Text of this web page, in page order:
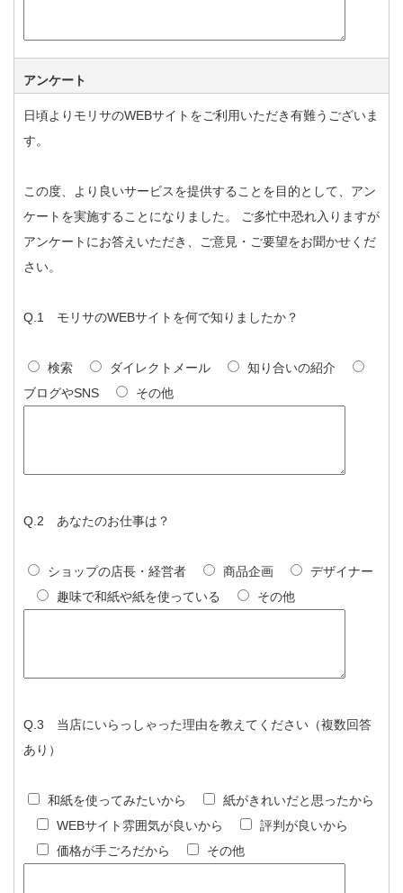
アンケート
日頃よりモリサのWEBサイトをご利用いただき有難うございま
す。
この度、より良いサービスを提供することを目的として、アン
ケートを実施することになりました。 ご多忙中恐れ入りますが
アンケートにお答えいただき、ご意見・ご要望をお聞かせくだ
さい。
Q.1 モリサのWEBサイトを何で知りましたか？
検索 ダイレクトメール
知り合いの紹介
ブログやSNS
その他
Q.2 あなたのお仕事は？
ショップの店長・経営者 商品企画
デザイナー
趣味で和紙や紙を使っている
その他
Q.3 当店にいらっしゃった理由を教えてください（複数回答
あり）
和紙を使ってみたいから
紙がきれいだと思ったから
WEBサイト雰囲気が良いから
評判が良いから
価格が手ごろだから
その他